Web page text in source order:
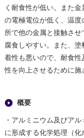
く耐食性が低い。また金
の電極電位が低く、温度
所で他の金属と接触させ
腐食しやすい。また、塗
着性も悪いので、耐食性
性を向上させるために施
概要
・アルミニウム及びア
に形成する化学処理（化